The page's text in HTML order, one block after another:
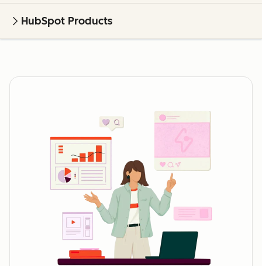
HubSpot Products